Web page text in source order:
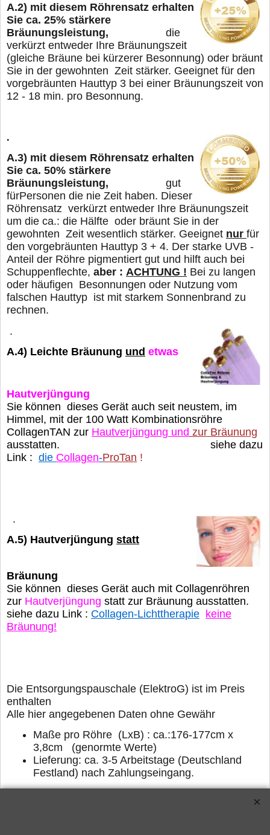
A.2) mit diesem Röhrensatz erhalten
Sie ca. 25% stärkere
Bräunungsleistung, die
verkürzt entweder Ihre Bräunungszeit
(gleiche Bräune bei kürzerer Besonnung) oder bräunt
Sie in der gewohnten Zeit stärker. Geeignet für den
vorgebräunten Hauttyp 3 bei einer Bräunungszeit von
12 - 18 min. pro Besonnung.
.
A.3) mit diesem Röhrensatz erhalten
Sie ca. 50% stärkere
Bräunungsleistung, gut
fürPersonen die nie Zeit haben. Dieser
Röhrensatz verkürzt entweder Ihre Bräunungszeit
um die ca.: die Hälfte oder bräunt Sie in der
gewohnten Zeit wesentlich stärker. Geeignet nur für
den vorgebräunten Hauttyp 3 + 4. Der starke UVB -
Anteil der Röhre pigmentiert gut und hilft auch bei
Schuppenflechte, aber : ACHTUNG ! Bei zu langen
oder häufigen Besonnungen oder Nutzung vom
falschen Hauttyp ist mit starkem Sonnenbrand zu
rechnen.
.
A.4) Leichte Bräunung und etwas
Hautverjüngung
Sie können dieses Gerät auch seit neustem, im
Himmel, mit der 100 Watt Kombinationsröhre
CollagenTAN zur Hautverjüngung und zur Bräunung
ausstatten. siehe dazu
Link : die Collagen-ProTan !
.
A.5) Hautverjüngung statt
Bräunung
Sie können dieses Gerät auch mit Collagenröhren
zur Hautverjüngung statt zur Bräunung ausstatten.
siehe dazu Link : Collagen-Lichttherapie keine
Bräunung!
Die Entsorgungspauschale (ElektroG) ist im Preis
enthalten
Alle hier angegebenen Daten ohne Gewähr
Maße pro Röhre (LxB) : ca.:176-177cm x
3,8cm (genormte Werte)
Lieferung: ca. 3-5 Arbeitstage (Deutschland
Festland) nach Zahlungseingang.